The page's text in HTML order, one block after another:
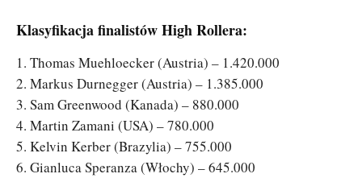
Klasyfikacja finalistów High Rollera:
1. Thomas Muehloecker (Austria) – 1.420.000
2. Markus Durnegger (Austria) – 1.385.000
3. Sam Greenwood (Kanada) – 880.000
4. Martin Zamani (USA) – 780.000
5. Kelvin Kerber (Brazylia) – 755.000
6. Gianluca Speranza (Włochy) – 645.000